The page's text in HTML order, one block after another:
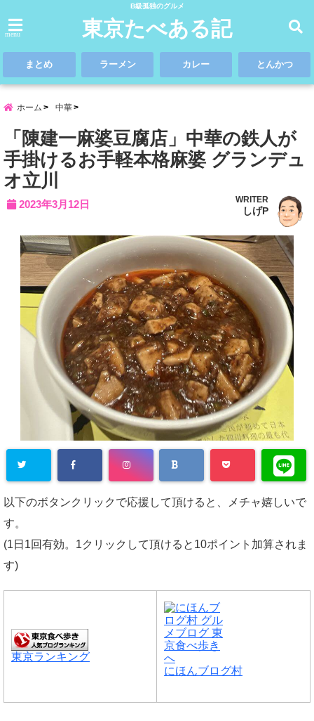
B級孤独のグルメ
menu 東京たべある記
まとめ ラーメン カレー とんかつ
ホーム 中華
「陳建一麻婆豆腐店」中華の鉄人が
手掛けるお手軽本格麻婆 グランデュ
オ立川
2023年3月12日 WRITER
しげP
以下のボタンクリックで応援して頂けると、メチャ嬉しいで
す。
(1日1回有効。1クリックして頂けると10ポイント加算されま
す)
東京ランキング
にほんブログ村